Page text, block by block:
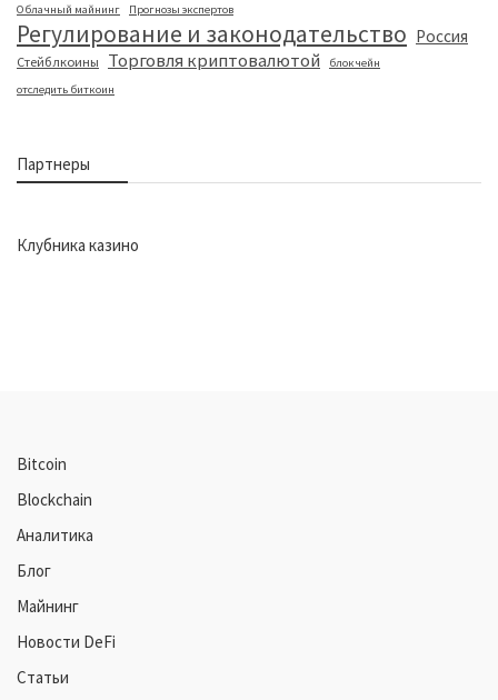
Облачный майнинг Прогнозы экспертов
Регулирование и законодательство Россия
Стейблкоины Торговля криптовалютой
блокчейн
отследить биткоин
Партнеры
Клубника казино
Bitcoin
Blockchain
Аналитика
Блог
Майнинг
Новости DeFi
Статьи